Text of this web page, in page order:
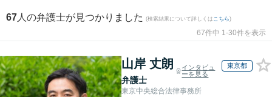
67 人の弁護士が見つかりました (検索結果について詳しくは こちら)
67件中 1-30件を表示
山岸 丈朗
弁護士
インタビュ
ーを見る
東京都
東京中央総合法律事務所